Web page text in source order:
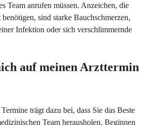
Team anrufen müssen. Anzeichen, die
sind starke Bauchschmerzen,
Infektion oder sich verschlimmernde
auf meinen Arzttermin
trägt dazu bei, dass Sie das Beste
Team herausholen. Beginnen